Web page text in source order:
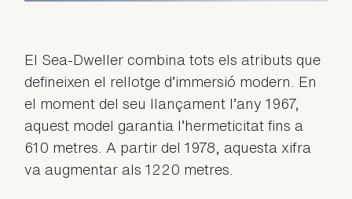
El Sea-Dweller combina tots els atributs que
defineixen el rellotge d’immersió modern. En
el moment del seu llançament l’any 1967,
aquest model garantia l’hermeticitat fins a
610 metres. A partir del 1978, aquesta xifra
va augmentar als 1220 metres.